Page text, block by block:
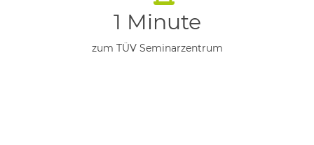
1 Minute
zum TÜV Seminarzentrum